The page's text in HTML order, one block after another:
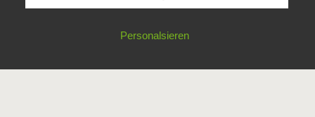
Personalsieren